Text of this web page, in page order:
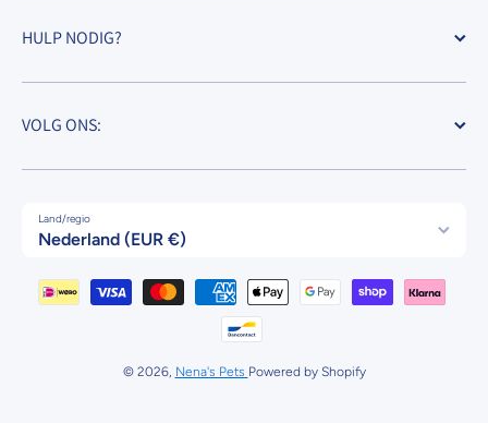
HULP NODIG?
VOLG ONS:
Land/regio
Nederland (EUR €)
Betaalmethodes
© 2026, Nena's Pets Powered by Shopify